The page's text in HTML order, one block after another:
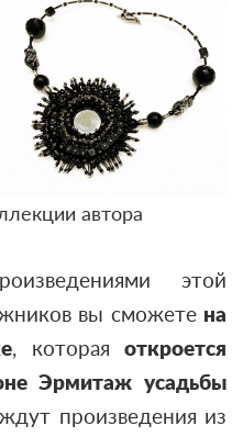
автора
этой
вы сможете на
, котораяоткроется
Эрмитаж усадьбы
произведения из